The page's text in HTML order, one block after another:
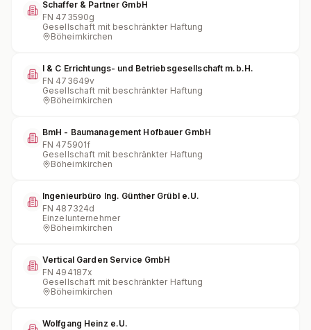
Schaffer & Partner GmbH
FN 473590g
Gesellschaft mit beschränkter Haftung
Böheimkirchen
I & C Errichtungs- und Betriebsgesellschaft m.b.H.
FN 473649v
Gesellschaft mit beschränkter Haftung
Böheimkirchen
BmH - Baumanagement Hofbauer GmbH
FN 475901f
Gesellschaft mit beschränkter Haftung
Böheimkirchen
Ingenieurbüro Ing. Günther Grübl e.U.
FN 487324d
Einzelunternehmer
Böheimkirchen
Vertical Garden Service GmbH
FN 494187x
Gesellschaft mit beschränkter Haftung
Böheimkirchen
Wolfgang Heinz e.U.